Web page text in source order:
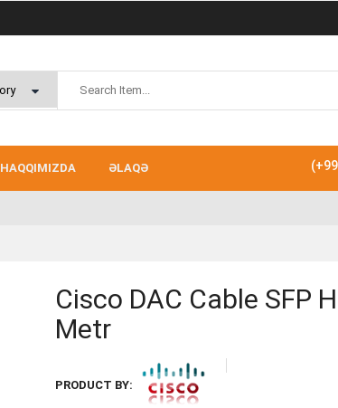
HAQQIMIZDA ƏLAQƏ
Cisco DAC Cable SFP
Metr
PRODUCT BY: